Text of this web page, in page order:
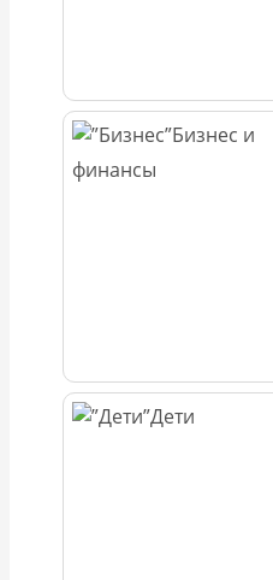
Бизнес и
финансы
Дети